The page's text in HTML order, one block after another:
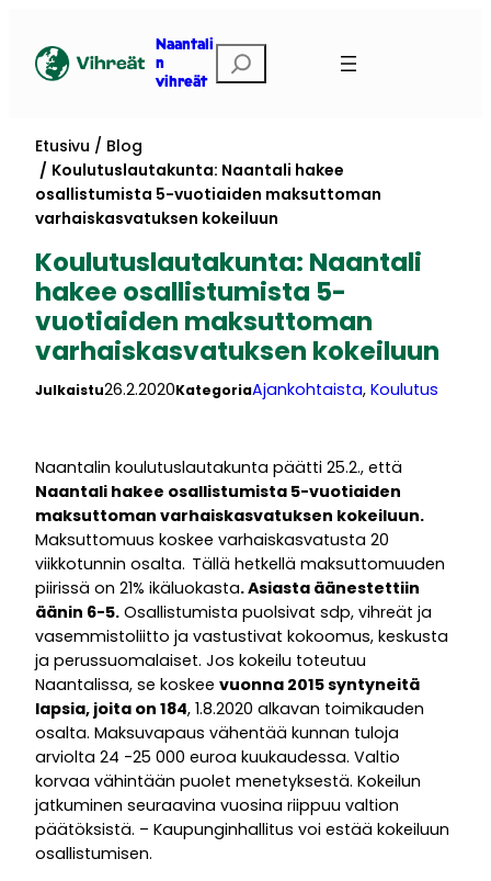
sisältöön
Naantali
n
vihreät
Etsi
Etusivu
Blog
Koulutuslautakunta: Naantali hakee
osallistumista 5-vuotiaiden maksuttoman
varhaiskasvatuksen kokeiluun
Koulutuslautakunta: Naantali
hakee osallistumista 5-
vuotiaiden maksuttoman
varhaiskasvatuksen kokeiluun
Julkaistu26.2.2020KategoriaAjankohtaista, Koulutus
Naantalin koulutuslautakunta päätti 25.2., että
Naantali hakee osallistumista 5-vuotiaiden
maksuttoman varhaiskasvatuksen kokeiluun.
Maksuttomuus koskee varhaiskasvatusta 20
viikkotunnin osalta. Tällä hetkellä maksuttomuuden
piirissä on 21% ikäluokasta. Asiasta äänestettiin
äänin 6-5. Osallistumista puolsivat sdp, vihreät ja
vasemmistoliitto ja vastustivat kokoomus, keskusta
ja perussuomalaiset. Jos kokeilu toteutuu
Naantalissa, se koskee vuonna 2015 syntyneitä
lapsia, joita on 184, 1.8.2020 alkavan toimikauden
osalta. Maksuvapaus vähentää kunnan tuloja
arviolta 24 -25 000 euroa kuukaudessa. Valtio
korvaa vähintään puolet menetyksestä. Kokeilun
jatkuminen seuraavina vuosina riippuu valtion
päätöksistä. – Kaupunginhallitus voi estää kokeiluun
osallistumisen.